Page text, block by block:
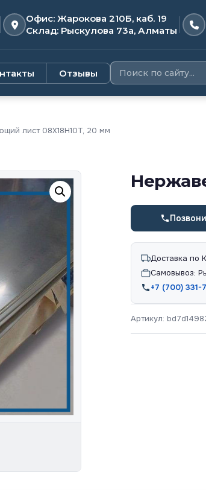
Офис: Жарокова 210Б, каб. 19
Склад: Рыскулова 73а, Алматы
Отзывы
лист 08X18H10T, 20 мм
Доставка по
Самовывоз:
+7 (700) 331-
Артикул: